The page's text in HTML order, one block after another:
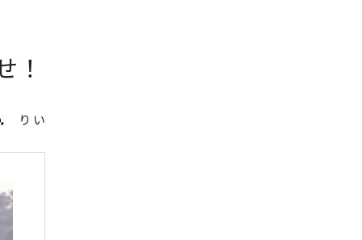
！
り い